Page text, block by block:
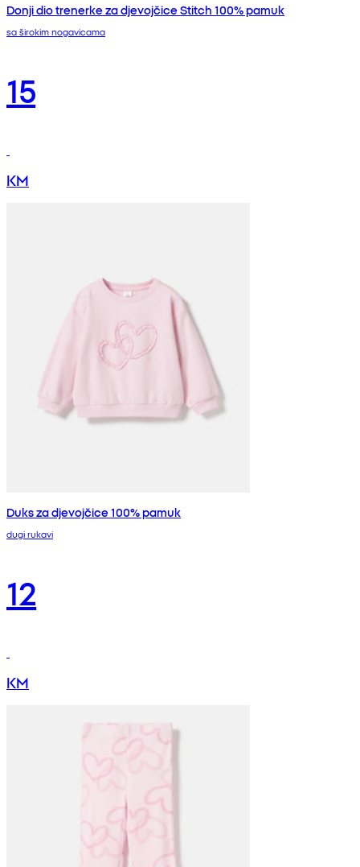
Donji dio trenerke za djevojčice Stitch 100% pamuk
sa širokim nogavicama
15
KM
Duks za djevojčice 100% pamuk
dugi rukavi
12
KM